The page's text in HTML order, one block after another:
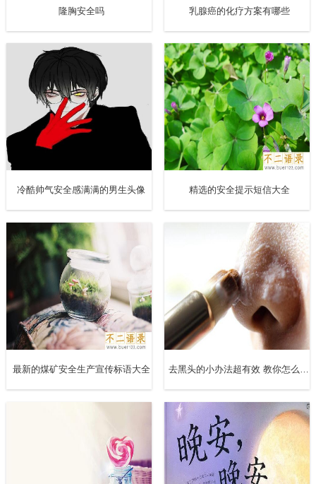
活动小组办公室负责安全生产月各项活动的具体开展工作和
各项措施的监督落实，检查、督促整改；
工程部负责现场各工点活动月具体措施落实到位；
作业班组是活动措施的具体执行人，负责活动宣传标语标牌
的树立、看管、保护；
经理办公室负责活动月组织，资料整理，协助安全环保部做
好安全生产月活动；
安全环保部是安全生产月活动的具体开展、组织、监管和执
行部门，在活动时间内可以根据活动需要调配所有部门、作
业班组、人员、机械设备；
财务部负责安全专项资金的使用专款专用和到位。
3、时间安排
6月1日—6月30日活动的.执行过程；
6月1日—6月15日为学习教育阶段
隆胸安全吗 乳腺癌的化疗方案有哪些
冷酷帅气安全感满满的男生头像 精选的安全提示短信大全
最新的煤矿安全生产宣传标语大全 去黑头的小办法超有效 教你怎么去黑头干净又安全